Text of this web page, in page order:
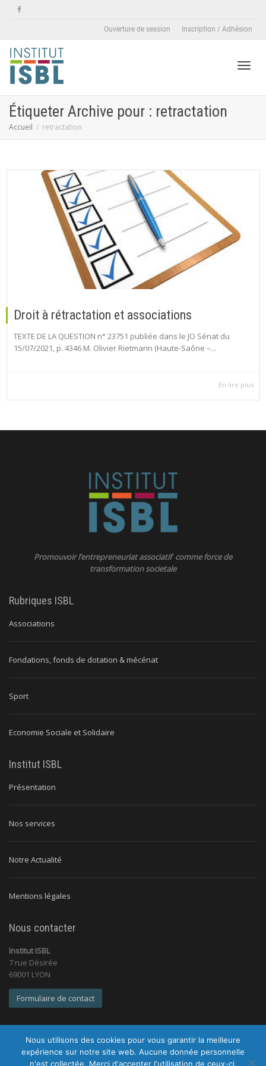
Ouverture de session Inscription / Adhésion
Étiqueter Archive pour : retractation
Accueil retractation
Droit à rétractation et associations
TEXTE DE LA QUESTION n° 23751 publiée dans le JO Sénat du
15/07/2021, p. 4346 M. Olivier Rietmann (Haute-Saône –...
En lire plus
Promouvoir l’entrepreneuriat associatif comme force de
transformation societale
Rubriques ISBL
Associations
Fondations, fonds de dotation & mécénat
Sport
Economie Sociale et Solidaire
Institut ISBL
Présentation
Nos services
Notre Actualité
Mentions légales
Nous contacter
Institut ISBL
7 rue Désirée
69001 LYON
Formulaire de contact
Nous utilisons des cookies pour vous garantir la meilleure
expérience sur notre site web. Aucune donnée personnelle
n'est collectée. Merci d'accepter l'utilisation de ceux-ci.